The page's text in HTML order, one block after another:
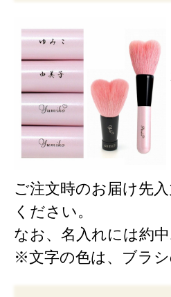
ご注文時のお届け先
ください。
なお、名入れには約
※文字の色は、ブラ